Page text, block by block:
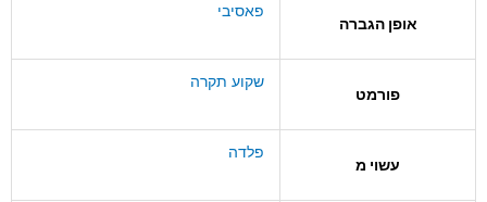
אופן הגברה
פאסיבי
פורמט
שקוע תקרה
עשוי מ
פלדה